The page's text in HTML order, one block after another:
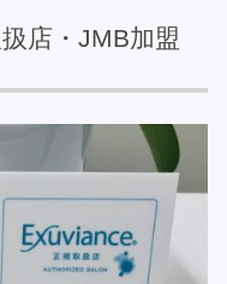
店・JMB加盟